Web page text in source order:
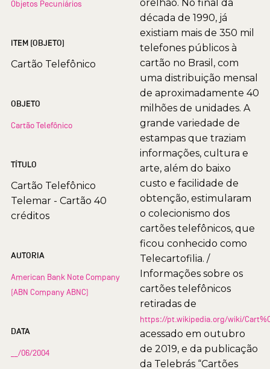
Objetos Pecuniários
ITEM (OBJETO)
Cartão Telefônico
OBJETO
Cartão Telefônico
TÍTULO
Cartão Telefônico
Telemar - Cartão 40
créditos
AUTORIA
American Bank Note Company
(ABN Company ABNC)
DATA
__/06/2004
orelhão. No final da
década de 1990, já
existiam mais de 350 mil
telefones públicos à
cartão no Brasil, com
uma distribuição mensal
de aproximadamente 40
milhões de unidades. A
grande variedade de
estampas que traziam
informações, cultura e
arte, além do baixo
custo e facilidade de
obtenção, estimularam
o colecionismo dos
cartões telefônicos, que
ficou conhecido como
Telecartofilia. /
Informações sobre os
cartões telefônicos
retiradas de
https://pt.wikipedia.org/wiki/
acessado em outubro
de 2019, e da publicação
da Telebrás “Cartões